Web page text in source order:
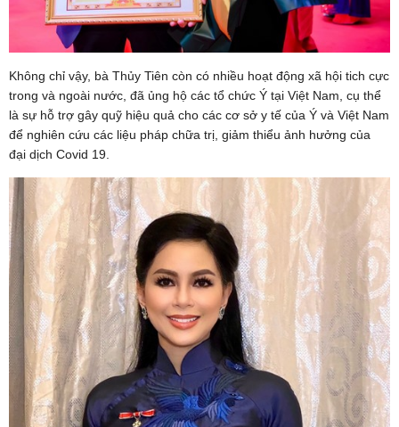
Không chỉ vậy, bà Thủy Tiên còn có nhiều hoạt động xã hội tich cực
trong và ngoài nước, đã ủng hộ các tổ chức Ý tại Việt Nam, cụ thể
là sự hỗ trợ gây quỹ hiệu quả cho các cơ sở y tế của Ý và Việt Nam
để nghiên cứu các liệu pháp chữa trị, giảm thiểu ảnh hưởng của
đại dịch Covid 19.